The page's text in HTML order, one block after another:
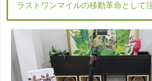
ラストワンマイルの移動革命として